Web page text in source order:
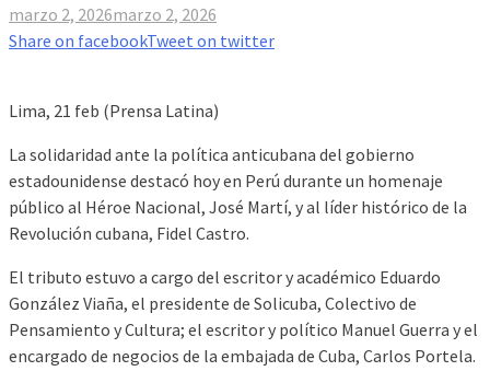
marzo 2, 2026marzo 2, 2026
Share on facebookTweet on twitter
Lima, 21 feb (Prensa Latina)
La solidaridad ante la política anticubana del gobierno
estadounidense destacó hoy en Perú durante un homenaje
público al Héroe Nacional, José Martí, y al líder histórico de la
Revolución cubana, Fidel Castro.
El tributo estuvo a cargo del escritor y académico Eduardo
González Viaña, el presidente de Solicuba, Colectivo de
Pensamiento y Cultura; el escritor y político Manuel Guerra y el
encargado de negocios de la embajada de Cuba, Carlos Portela.